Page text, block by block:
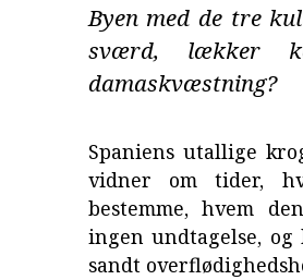
Byen med de tre
sværd, lækker
damaskvæstning?
Spaniens utallige
vidner om tider,
bestemme, hvem
ingen undtagelse,
sandt